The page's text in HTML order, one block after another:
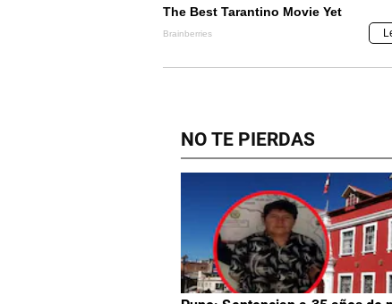
NO TE PIERDAS